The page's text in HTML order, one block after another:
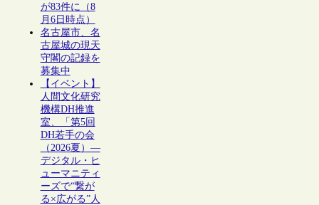
が83件に（8
月6日時点）
名古屋市、名
古屋城の現天
守閣の記録を
募集中
【イベント】
人間文化研究
機構DH推進
室、「第5回
DH若手の会
（2026夏）―
デジタル・ヒ
ューマニティ
ーズで“繋が
る×広がる”人